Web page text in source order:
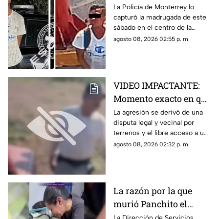
la tercera edad y
provocó su muerte al
ser atropellado por un
tráiler; esta es su
La Policía de Monterrey lo
capturó la madrugada de este
sábado en el centro de la
ciudad
agosto 08, 2026 02:55 p. m.
VIDEO IMPACTANTE:
Momento exacto en que
sujeto saca un arma y
dispara a un adulto
mayor y a su hijo quien
grababa la discusión
La agresión se derivó de una
disputa legal y vecinal por
terrenos y el libre acceso a un
camino ejidal
agosto 08, 2026 02:32 p. m.
La razón por la que
murió Panchito el